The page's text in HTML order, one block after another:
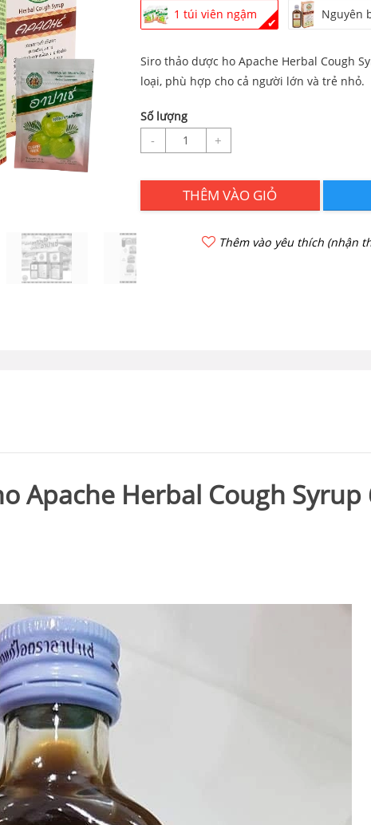
1 túi viên ngậm
✔
Nguyên
Siro thảo dược ho Apache Herbal Cough
loại, phù hợp cho cả người lớn và trẻ nhỏ.
Số lượng
- +
THÊM VÀO GIỎ
Thêm vào yêu thích (nhận
Apache Herbal Cough Syrup